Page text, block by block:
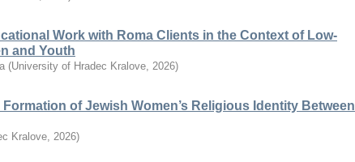
Work with Roma Clients in the Context of Low-
and Youth
(University of Hradec Kralove, 2026)
of Jewish Women’s Religious Identity Between
Kralove, 2026)